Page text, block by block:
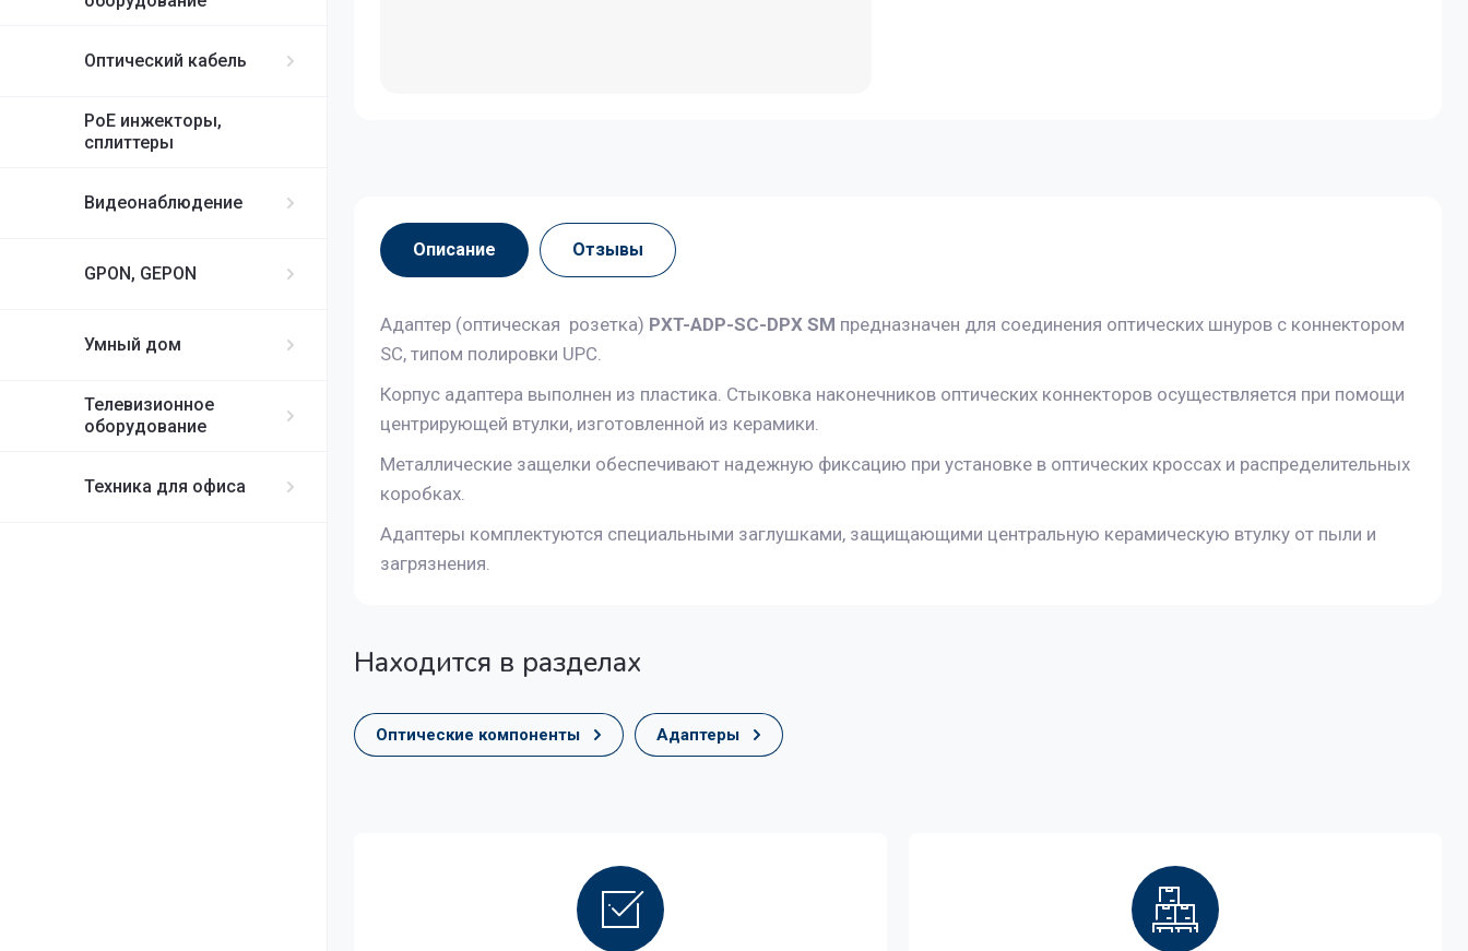
Оптический кабель
PoE инжекторы,
сплиттеры
Видеонаблюдение
GPON, GEPON
Умный дом
Телевизионное
оборудование
Техника для офиса
Описание Отзывы
Адаптер (оптическая розетка) PXT-ADP-SC-DPX SM предназначен для соединения оптических шнуров с коннектором
SC, типом полировки UPC.
Корпус адаптера выполнен из пластика. Стыковка наконечников оптических коннекторов осуществляется при помощи
центрирующей втулки, изготовленной из керамики.
Металлические защелки обеспечивают надежную фиксацию при установке в оптических кроссах и распределительных
коробках.
Адаптеры комплектуются специальными заглушками, защищающими центральную керамическую втулку от пыли и
загрязнения.
Находится в разделах
Оптические компоненты Адаптеры